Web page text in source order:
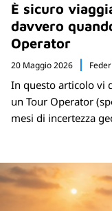
È sicuro
davvero
Operator
20 Maggio 2026
In questo articolo vi
un Tour Operator
mesi di incertezza